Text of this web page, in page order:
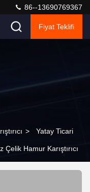
86--13690769367
Fiyat Teklifi
> Yatay Ticari
Çelik Hamur Karıştırıcı